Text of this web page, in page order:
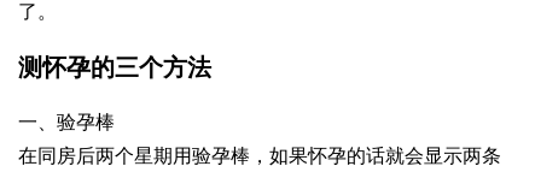
了。
测怀孕的三个方法
一、验孕棒
在同房后两个星期用验孕棒，如果怀孕的话就会显示两条